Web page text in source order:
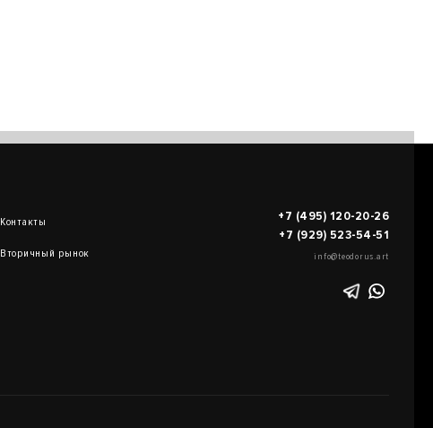
Контакты
Вторичный рынок
+7 (495) 120-20-26
+7 (929) 523-54-51
info@teodorus.art